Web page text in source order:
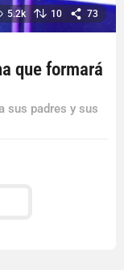
5.2k 10 73
que formará
sus padres y sus